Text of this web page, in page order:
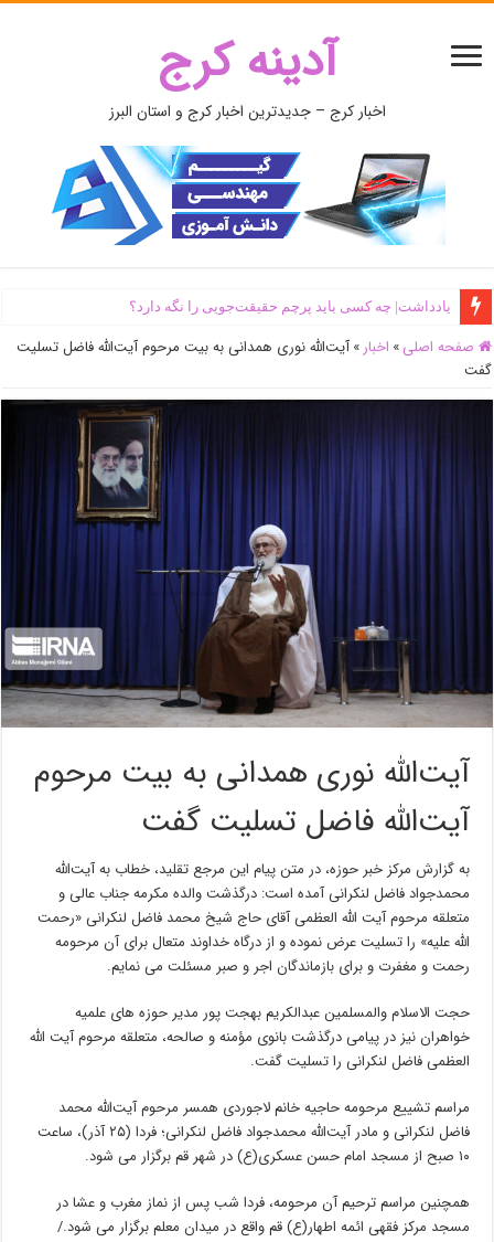
آدینه کرج
اخبار کرج – جدیدترین اخبار کرج و استان البرز
یادداشت| ‌چه کسی باید پرچم حقیقت‌جویی را نگه دارد؟
صفحه اصلی » اخبار » آیت‌الله نوری همدانی به بیت مرحوم آیت‌الله فاضل تسلیت
گفت
آیت‌الله نوری همدانی به بیت مرحوم
آیت‌الله فاضل تسلیت گفت
به گزارش مرکز خبر حوزه، در متن پیام این مرجع تقلید، خطاب به آیت‌الله
محمدجواد فاضل لنکرانی آمده است: درگذشت والده مکرمه جناب عالی و
متعلقه مرحوم آیت اللّه العظمی آقای حاج شیخ محمد فاضل لنکرانی «رحمت
الله علیه» را تسلیت عرض نموده و از درگاه خداوند متعال برای آن مرحومه
رحمت و مغفرت و برای بازماندگان اجر و صبر مسئلت می نمایم.
حجت الاسلام والمسلمین عبدالکریم بهجت پور مدیر حوزه های علمیه
خواهران نیز در پیامی درگذشت بانوی مؤمنه و صالحه، متعلقه مرحوم آیت الله
العظمی فاضل لنکرانی را تسلیت گفت.
مراسم تشییع مرحومه حاجیه خانم لاجوردی همسر مرحوم آیت‌اللّه محمد
فاضل لنکرانی و مادر آیت‌الله محمدجواد فاضل لنکرانی؛ فردا (۲۵ آذر)، ساعت
۱۰ صبح از مسجد امام حسن عسکری(ع) در شهر قم برگزار می شود.
همچنین مراسم ترحیم آن مرحومه، فردا شب پس از نماز مغرب و عشا در
مسجد مرکز فقهی ائمه اطهار(ع) قم واقع در میدان معلم برگزار می شود./